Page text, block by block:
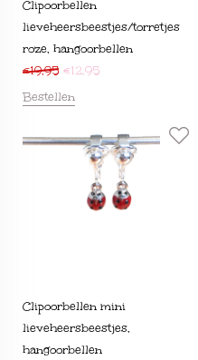
Clipoorbellen
lieveheersbeestjes/torretjes
roze, hangoorbellen
€19,95 €12,95
Bestellen
Clipoorbellen mini
lieveheersbeestjes,
hangoorbellen